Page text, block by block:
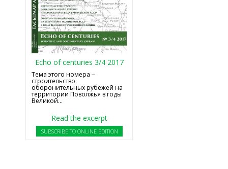
Echo of centuries 3/4 2017
Тема этого номера ‒
строительство
оборонительных рубежей на
территории Поволжья в годы
Великой...
Read the excerpt
SUBSCRIBE TO ONLINE EDITION